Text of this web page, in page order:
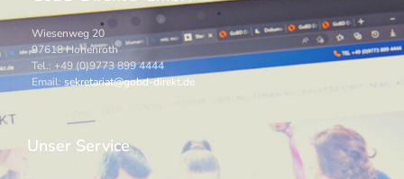
Wiesenweg 20
97618 Hohenroth
Tel.: +49 (0)9773 899 4444
Email: sekretariat@gobd-direkt.de
Unser Service